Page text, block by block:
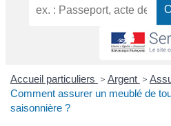
Accueil particuliers > Argent >
Comment assurer un meublé de
saisonnière ?